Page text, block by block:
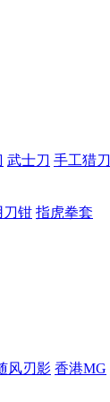
武士刀 手工猎刀
刀钳 指虎拳套
风刃影 香港MG